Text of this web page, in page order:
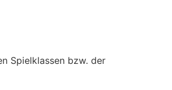
Spielklassen bzw. der